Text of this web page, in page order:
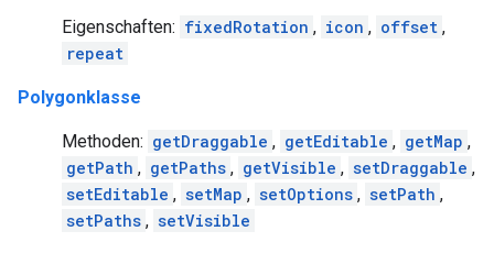
Eigenschaften: fixedRotation , icon , offset ,
repeat
Polygonklasse
Methoden: getDraggable , getEditable , getMap ,
getPath , getPaths , getVisible , setDraggable ,
setEditable , setMap , setOptions , setPath ,
setPaths , setVisible